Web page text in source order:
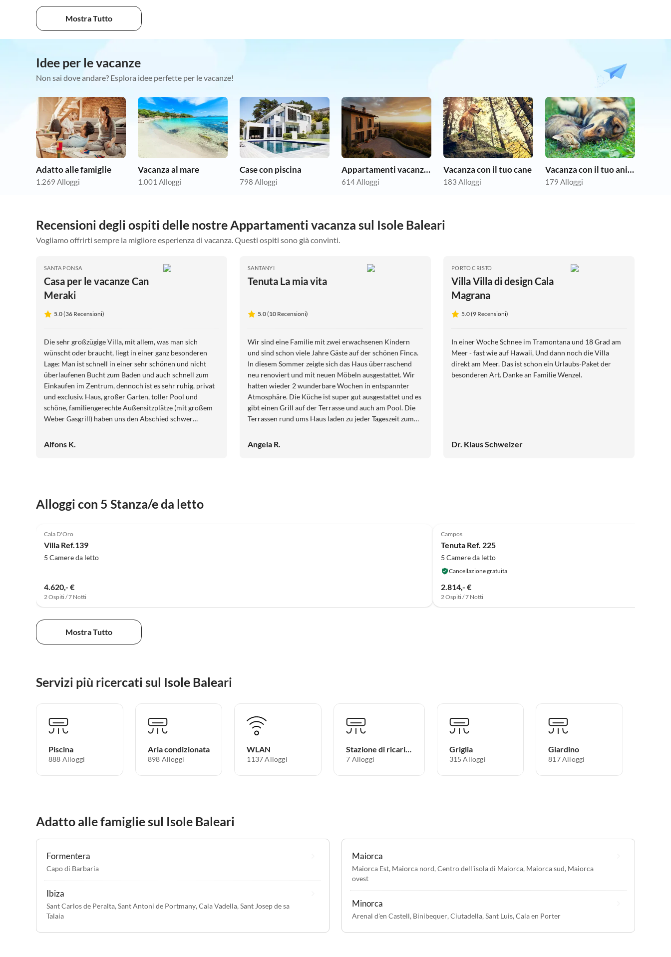
Mostra Tutto
Idee per le vacanze
Non sai dove andare? Esplora idee perfette per le vacanze!
Adatto alle famiglie
1.269 Alloggi
Vacanza al mare
1.001 Alloggi
Case con piscina
798 Alloggi
Appartamenti vacanze economici
614 Alloggi
Vacanza con il tuo cane
183 Alloggi
Vacanza con il tuo animale domestico
179 Alloggi
Recensioni degli ospiti delle nostre Appartamenti vacanza sul Isole Baleari
Vogliamo offrirti sempre la migliore esperienza di vacanza. Questi ospiti sono già convinti.
SANTA PONSA
Casa per le vacanze Can
Meraki
5.0 (36 Recensioni)
Die sehr großzügige Villa, mit allem, was man sich
wünscht oder braucht, liegt in einer ganz besonderen
Lage: Man ist schnell in einer sehr schönen und nicht
überlaufenen Bucht zum Baden und auch schnell zum
Einkaufen im Zentrum, dennoch ist es sehr ruhig, privat
und exclusiv. Haus, großer Garten, toller Pool und
schöne, familiengerechte Außensitzplätze (mit großem
Weber Gasgrill) haben uns den Abschied schwer
wieder, unsere Kinder können es kaum abwarten!
Alfons K.
SANTANYI
Tenuta La mia vita
5.0 (10 Recensioni)
Wir sind eine Familie mit zwei erwachsenen Kindern
und sind schon viele Jahre Gäste auf der schönen Finca.
In diesem Sommer zeigte sich das Haus überraschend
neu renoviert und mit neuen Möbeln ausgestattet. Wir
hatten wieder 2 wunderbare Wochen in entspannter
Atmosphäre. Die Küche ist super gut ausgestattet und es
gibt einen Grill auf der Terrasse und auch am Pool. Die
Terrassen rund ums Haus laden zu jeder Tageszeit zum
sind ganz zauberhaft. Die Lage ist sehr gut, Nähe zu
Santanyi und verschiedene Strände sind gut erreichbar.
Angela R.
PORTO CRISTO
Villa Villa di design Cala
Magrana
5.0 (9 Recensioni)
In einer Woche Schnee im Tramontana und 18 Grad am
Meer - fast wie auf Hawaii, Und dann noch die Villa
direkt am Meer. Das ist schon ein Urlaubs-Paket der
besonderen Art. Danke an Familie Wenzel.
Dr. Klaus Schweizer
Alloggi con 5 Stanza/e da letto
Cala D'Oro
Villa Ref.139
5 Camere da letto
4.620,- €
2 Ospiti / 7 Notti
Campos
Tenuta Ref. 225
5 Camere da letto
Cancellazione gratuita
2.814,- €
2 Ospiti / 7 Notti
Mostra Tutto
Servizi più ricercati sul Isole Baleari
Piscina
888 Alloggi
Aria condizionata
898 Alloggi
WLAN
1137 Alloggi
Stazione di ricarica per auto elettriche
7 Alloggi
Griglia
315 Alloggi
Giardino
817 Alloggi
Adatto alle famiglie sul Isole Baleari
Formentera
Capo di Barbaria
Ibiza
Sant Carlos de Peralta, Sant Antoni de Portmany, Cala Vadella, Sant Josep de sa
Talaia
Maiorca
Maiorca Est, Maiorca nord, Centro dell'isola di Maiorca, Maiorca sud, Maiorca
ovest
Minorca
Arenal d'en Castell, Binibequer, Ciutadella, Sant Luis, Cala en Porter